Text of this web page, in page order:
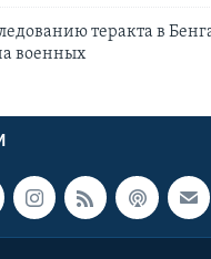
теракта в
военных